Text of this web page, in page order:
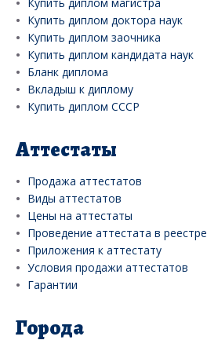
Купить диплом магистра
Купить диплом доктора наук
Купить диплом заочника
Купить диплом кандидата наук
Бланк диплома
Вкладыш к диплому
Купить диплом СССР
Аттестаты
Продажа аттестатов
Виды аттестатов
Цены на аттестаты
Проведение аттестата в реестре
Приложения к аттестату
Условия продажи аттестатов
Гарантии
Города